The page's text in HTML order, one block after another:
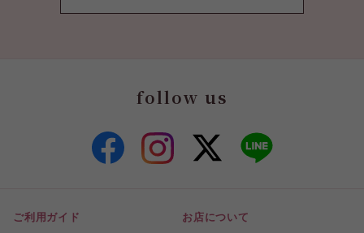
follow us
ご利用ガイド
お店について